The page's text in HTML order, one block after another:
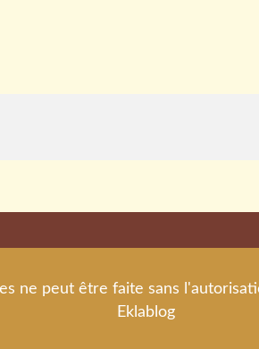
ne peut être faite sans
Eklablog